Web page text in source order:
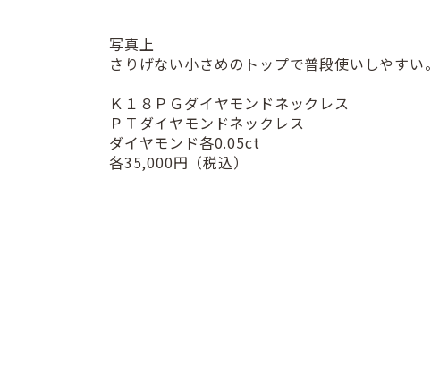
写真上
さりげない小さめのトップで普段使いしやすい。
Ｋ１８ＰＧダイヤモンドネックレス
ＰＴダイヤモンドネックレス
ダイヤモンド各0.05ct
各35,000円（税込）